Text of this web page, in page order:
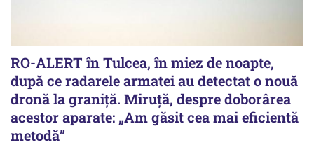
RO-ALERT în Tulcea, în miez de noapte,
după ce radarele armatei au detectat o nouă
dronă la graniță. Miruță, despre doborârea
acestor aparate: „Am găsit cea mai eficientă
metodă”